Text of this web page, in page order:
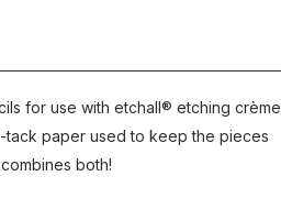
for use with etchall® etching crème
tack paper used to keep the pieces
both!